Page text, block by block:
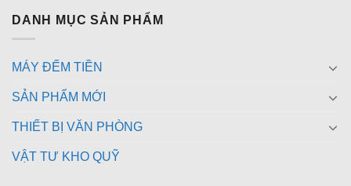
DANH MỤC SẢN PHẨM
MÁY ĐẾM TIỀN
SẢN PHẨM MỚI
THIẾT BỊ VĂN PHÒNG
VẬT TƯ KHO QUỸ